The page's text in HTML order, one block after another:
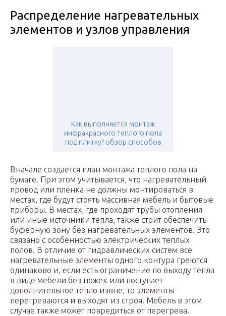
Распределение нагревательных
элементов и узлов управления
Как выполняется монтаж
инфракрасного теплого пола
под плитку? обзор способов
Вначале создается план монтажа теплого пола на
бумаге. При этом учитывается, что нагревательный
провод или пленка не должны монтироваться в
местах, где будут стоять массивная мебель и бытовые
приборы. В местах, где проходят трубы отопления
или иные источники тепла, также стоит обеспечить
буферную зону без нагревательных элементов. Это
связано с особенностью электрических теплых
полов. В отличие от гидравлических систем все
нагревательные элементы одного контура греются
одинаково и, если есть ограничение по выходу тепла
в виде мебели без ножек или поступает
дополнительное тепло извне, то элементы
перегреваются и выходят из строя. Мебель в этом
случае также может повредиться от перегрева.